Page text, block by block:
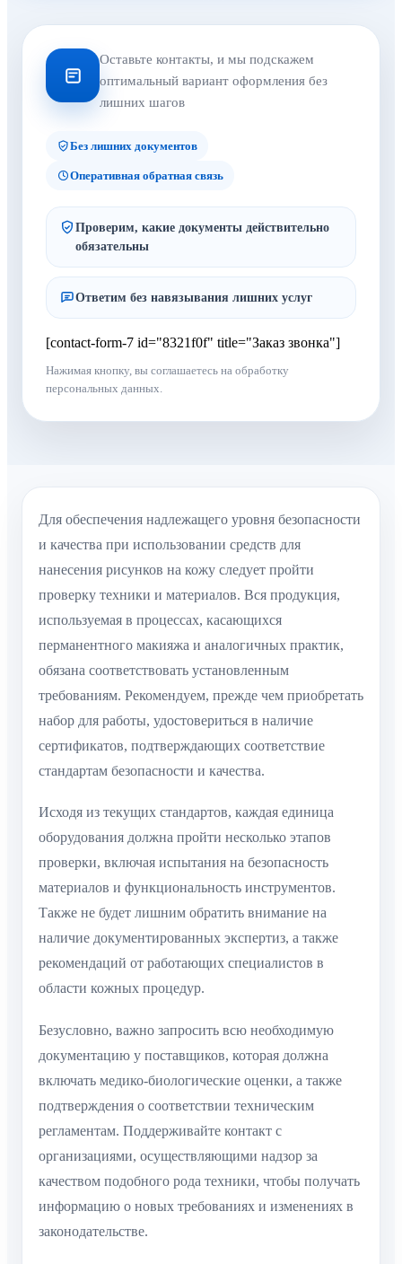
Оставьте контакты, и мы подскажем
оптимальный вариант оформления без
лишних шагов
Без лишних документов
Оперативная обратная связь
Проверим, какие документы действительно
обязательны
Ответим без навязывания лишних услуг
[contact-form-7 id="8321f0f" title="Заказ звонка"]
Нажимая кнопку, вы соглашаетесь на обработку
персональных данных.
Для обеспечения надлежащего уровня безопасности
и качества при использовании средств для
нанесения рисунков на кожу следует пройти
проверку техники и материалов. Вся продукция,
используемая в процессах, касающихся
перманентного макияжа и аналогичных практик,
обязана соответствовать установленным
требованиям. Рекомендуем, прежде чем приобретать
набор для работы, удостовериться в наличие
сертификатов, подтверждающих соответствие
стандартам безопасности и качества.
Исходя из текущих стандартов, каждая единица
оборудования должна пройти несколько этапов
проверки, включая испытания на безопасность
материалов и функциональность инструментов.
Также не будет лишним обратить внимание на
наличие документированных экспертиз, а также
рекомендаций от работающих специалистов в
области кожных процедур.
Безусловно, важно запросить всю необходимую
документацию у поставщиков, которая должна
включать медико-биологические оценки, а также
подтверждения о соответствии техническим
регламентам. Поддерживайте контакт с
организациями, осуществляющими надзор за
качеством подобного рода техники, чтобы получать
информацию о новых требованиях и изменениях в
законодательстве.